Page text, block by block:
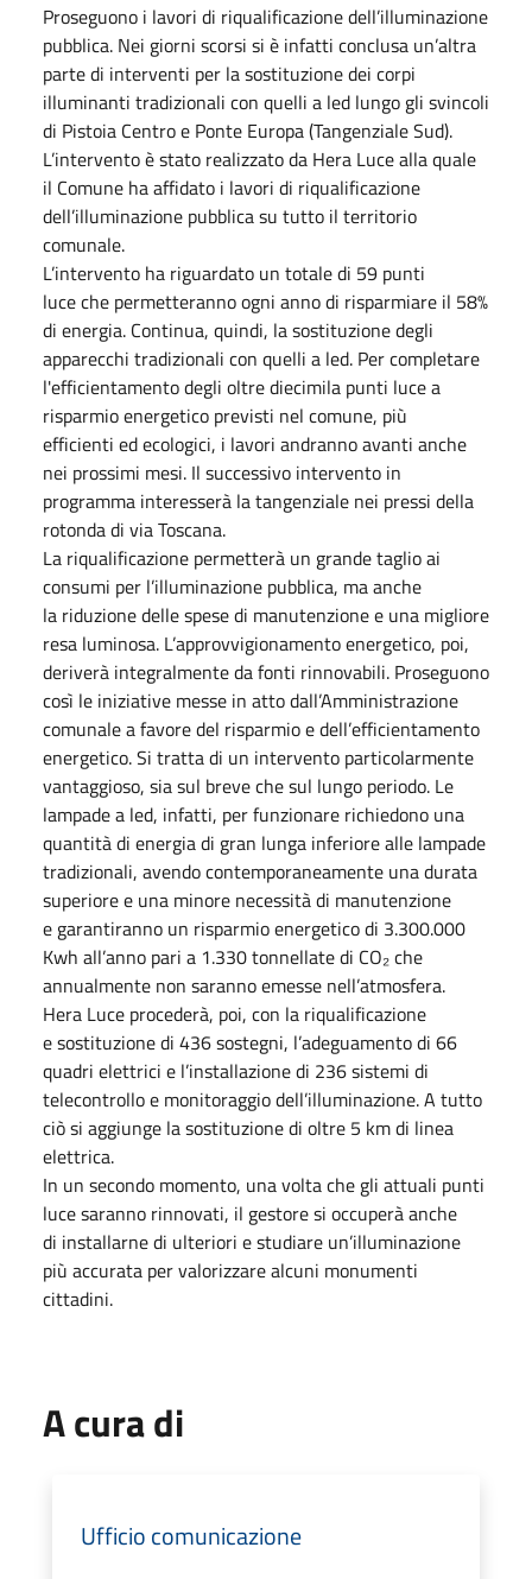
Proseguono i lavori di riqualificazione dell’illuminazione
pubblica. Nei giorni scorsi si è infatti conclusa un’altra
parte di interventi per la sostituzione dei corpi
illuminanti tradizionali con quelli a led lungo gli svincoli
di Pistoia Centro e Ponte Europa (Tangenziale Sud).
L’intervento è stato realizzato da Hera Luce alla quale
il Comune ha affidato i lavori di riqualificazione
dell’illuminazione pubblica su tutto il territorio
comunale.
L’intervento ha riguardato un totale di 59 punti
luce che permetteranno ogni anno di risparmiare il 58%
di energia. Continua, quindi, la sostituzione degli
apparecchi tradizionali con quelli a led. Per completare
l'efficientamento degli oltre diecimila punti luce a
risparmio energetico previsti nel comune, più
efficienti ed ecologici, i lavori andranno avanti anche
nei prossimi mesi. Il successivo intervento in
programma interesserà la tangenziale nei pressi della
rotonda di via Toscana.
La riqualificazione permetterà un grande taglio ai
consumi per l’illuminazione pubblica, ma anche
la riduzione delle spese di manutenzione e una migliore
resa luminosa. L’approvvigionamento energetico, poi,
deriverà integralmente da fonti rinnovabili. Proseguono
così le iniziative messe in atto dall’Amministrazione
comunale a favore del risparmio e dell’efficientamento
energetico. Si tratta di un intervento particolarmente
vantaggioso, sia sul breve che sul lungo periodo. Le
lampade a led, infatti, per funzionare richiedono una
quantità di energia di gran lunga inferiore alle lampade
tradizionali, avendo contemporaneamente una durata
superiore e una minore necessità di manutenzione
e garantiranno un risparmio energetico di 3.300.000
Kwh all’anno pari a 1.330 tonnellate di CO₂ che
annualmente non saranno emesse nell’atmosfera.
Hera Luce procederà, poi, con la riqualificazione
e sostituzione di 436 sostegni, l’adeguamento di 66
quadri elettrici e l’installazione di 236 sistemi di
telecontrollo e monitoraggio dell’illuminazione. A tutto
ciò si aggiunge la sostituzione di oltre 5 km di linea
elettrica.
In un secondo momento, una volta che gli attuali punti
luce saranno rinnovati, il gestore si occuperà anche
di installarne di ulteriori e studiare un’illuminazione
più accurata per valorizzare alcuni monumenti
cittadini.
A cura di
Ufficio comunicazione